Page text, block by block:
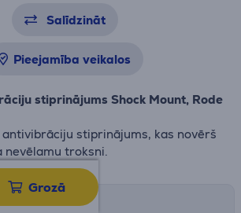
Salīdzināt
Pieejamība veikalos
stiprinājums Shock Mount, Rode
stiprinājums, kas novērš
nevēlamu troksni.
Grozā
iespējas